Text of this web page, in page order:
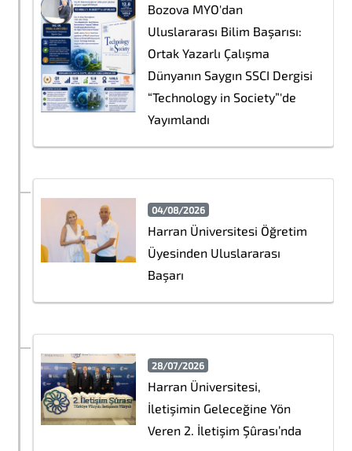
Bozova MYO'dan
Uluslararası Bilim Başarısı:
Ortak Yazarlı Çalışma
Dünyanın Saygın SSCI Dergisi
“Technology in Society”'de
Yayımlandı
04/08/2026
Harran Üniversitesi Öğretim
Üyesinden Uluslararası
Başarı
28/07/2026
Harran Üniversitesi,
İletişimin Geleceğine Yön
Veren 2. İletişim Şûrası’nda